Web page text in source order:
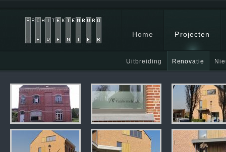
Home Projecten
Uitbreiding Renovatie